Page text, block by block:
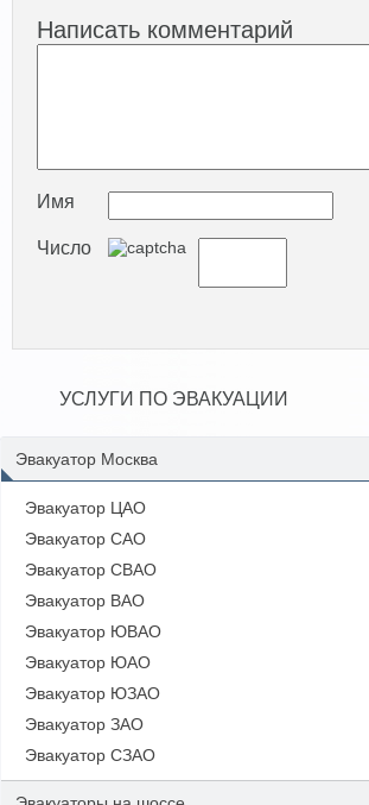
Написать комментарий
Имя
Число
УСЛУГИ ПО ЭВАКУАЦИИ
Эвакуатор Москва
Эвакуатор ЦАО
Эвакуатор САО
Эвакуатор СВАО
Эвакуатор ВАО
Эвакуатор ЮВАО
Эвакуатор ЮАО
Эвакуатор ЮЗАО
Эвакуатор ЗАО
Эвакуатор СЗАО